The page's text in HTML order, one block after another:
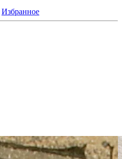
Избранное